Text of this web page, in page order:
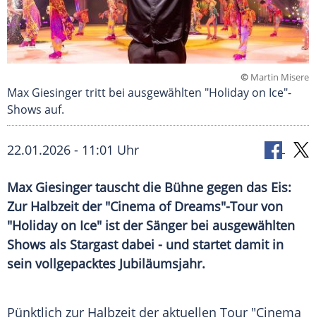
© Martin Misere
Max Giesinger tritt bei ausgewählten "Holiday on Ice"-
Shows auf.
22.01.2026 - 11:01 Uhr
Max Giesinger tauscht die Bühne gegen das Eis:
Zur Halbzeit der "Cinema of Dreams"-Tour von
"Holiday on Ice" ist der Sänger bei ausgewählten
Shows als Stargast dabei - und startet damit in
sein vollgepacktes Jubiläumsjahr.
Pünktlich zur Halbzeit der aktuellen Tour "Cinema